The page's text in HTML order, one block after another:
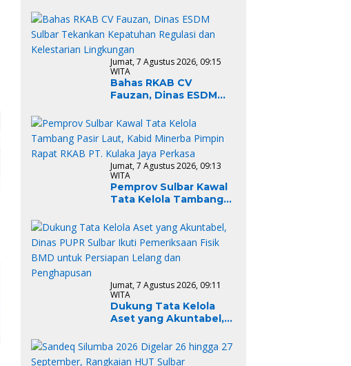
Jumat, 7 Agustus 2026, 09:15
WITA
Bahas RKAB CV
Fauzan, Dinas ESDM
Kepatuhan Regulasi
dan Kelestarian
Lingkungan
Jumat, 7 Agustus 2026, 09:13
WITA
Pemprov Sulbar Kawal
Tata Kelola Tambang
Minerba Pimpin Rapat
RKAB PT. Kulaka Jaya
Perkasa
Jumat, 7 Agustus 2026, 09:11
WITA
Dukung Tata Kelola
Aset yang Akuntabel,
Pemeriksaan Fisik BMD
untuk Persiapan